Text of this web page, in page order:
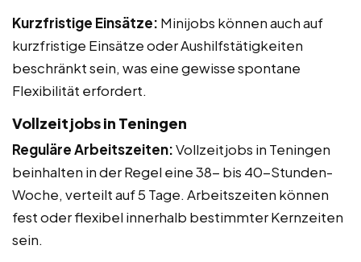
Kurzfristige Einsätze: Minijobs können auch auf
kurzfristige Einsätze oder Aushilfstätigkeiten
beschränkt sein, was eine gewisse spontane
Flexibilität erfordert.
Vollzeitjobs in Teningen
Reguläre Arbeitszeiten:Vollzeitjobs in Teningen
beinhalten in der Regel eine 38- bis 40-Stunden-
Woche, verteilt auf 5 Tage. Arbeitszeiten können
fest oder flexibel innerhalb bestimmter Kernzeiten
sein.